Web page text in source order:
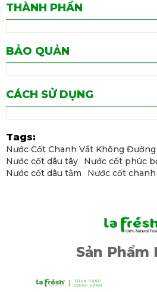
THÀNH PHẦN
BẢO QUẢN
CÁCH SỬ DỤNG
Tags:
Nước Cốt Chanh Vắt Không
Nước cốt dâu tây
Nước cốt phúc
Nước cốt dâu tằm
Nước cốt chanh
Sản Phẩm